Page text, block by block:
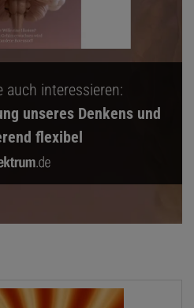
auch interessieren:
unseres Denkens und
flexibel